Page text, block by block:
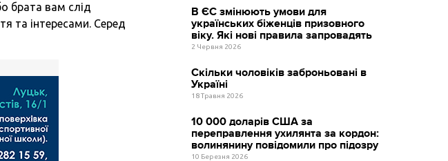
брата вам слід
та інтересами. Серед
В ЄС змінюють умови для
українських біженців призовного
віку. Які нові правила запровадять
2 Червня 2026
Скільки чоловіків заброньовані в
Україні
18 Травня 2026
10 000 доларів США за
переправлення ухилянта за кордон:
волинянину повідомили про підозру
10 Березня 2026